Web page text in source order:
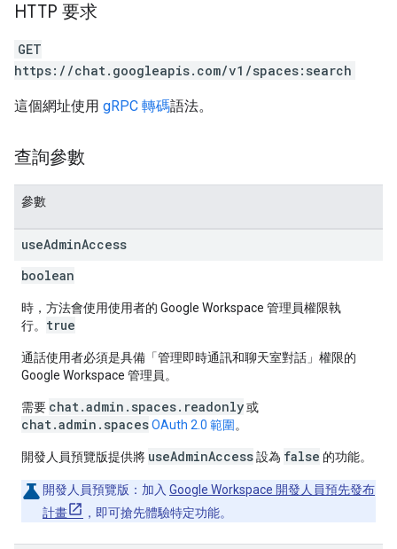
HTTP 要求
GET
https://chat.googleapis.com/v1/spaces:search
這個網址使用 gRPC 轉碼語法。
查詢參數
參數
useAdminAccess
boolean
時，方法會使用使用者的 Google Workspace 管理員權限執
行。 true
通話使用者必須是具備「管理即時通訊和聊天室對話」 權限的
Google Workspace 管理員。
需要 chat.admin.spaces.readonly或
chat.admin.spacesOAuth 2.0 範圍 。
開發人員預覽版提供將 useAdminAccess設為 false 的功能。
開發人員預覽版： 加入 Google Workspace 開發人員預先發布
計畫
，即可搶先體驗特定功能。